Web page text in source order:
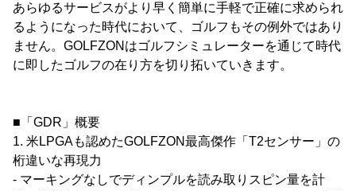
あらゆるサービスがより早く簡単に手軽で正確に求められ
るようになった時代において、ゴルフもその例外ではあり
ません。GOLFZONはゴルフシミュレーターを通じて時代
に即したゴルフの在り方を切り拓いていきます。
■「GDR」概要
1. 米LPGAも認めたGOLFZON最高傑作「T2センサー」の
桁違いな再現力
- マーキングなしでディンプルを読み取りスピン量を計